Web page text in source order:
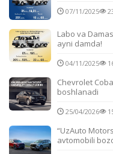
07/11/2025
Labo va
ayni damda!
04/11/2025
Chevrolet
boshlanadi
25/04/2026
“UzAuto
avtomobili